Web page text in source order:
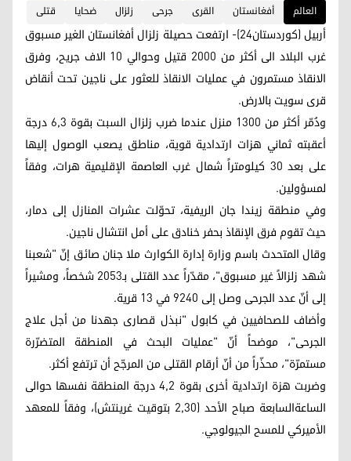
العالم أفغانستان القرى جرحى زلزال ضحايا قتلى
أربيل (كوردستان24)- ارتفعت حصيلة زلزال أفغانستان الغير مسبوق
غرب البلاد الى أكثر من 2000 قتيل وحوالي 10 الاف جريح، وفرق
الانقاذ مستمرون في عمليات الانقاذ للعثور على ناجين تحت أنقاض
قرى سويت بالارض.
ودُمّر أكثر من 1300 منزل عندما ضرب زلزال السبت بقوة 6,3 درجة
أعقبته ثماني هزات ارتدادية قوية، مناطق يصعب الوصول إليها
على بعد 30 كيلومتراً شمال غرب العاصمة الإقليمية هرات، وفقاً
لمسؤولين.
وفي منطقة زيندا جان الريفية، تحوّلت عشرات المنازل إلى دمار،
حيث تقوم فرق الإنقاذ بحفر خنادق على أمل انتشال ناجين.
وقال المتحدث باسم وزارة إدارة الكوارث ملا جنان صائق إنّ "شعبنا
شهد زلزالاً غير مسبوق"، مقدّراً عدد القتلى بـ2053 شخصاً، ومشيراً
إلى أنّ عدد الجرحى وصل إلى 9240 في 13 قرية.
وأضاف للصحافيين في كابول "نبذل قصارى جهدنا من أجل علاج
الجرحى"، موضحاً أنّ "عمليات البحث في المنطقة المتضرّرة
مستمرّة"، محذّراً من أنّ أرقام القتلى من المرجّح أن ترتفع أكثر.
وضربت هزة ارتدادية أخرى بقوة 4,2 درجة المنطقة نفسها حوالى
الساعةالسابعة صباح الأحد (2,30 بتوقيت غرينتش)، وفقاً للمعهد
الأميركي للمسح الجيولوجي.